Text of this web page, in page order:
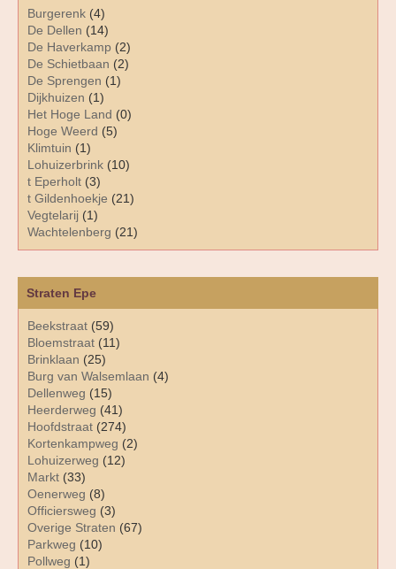
Straten Epe
Beekstraat (59)
Bloemstraat (11)
Brinklaan (25)
Burg van Walsemlaan (4)
Dellenweg (15)
Heerderweg (41)
Hoofdstraat (274)
Kortenkampweg (2)
Lohuizerweg (12)
Markt (33)
Oenerweg (8)
Officiersweg (3)
Overige Straten (67)
Parkweg (10)
Pollweg (1)
Burgerenk (4)
De Dellen (14)
De Haverkamp (2)
De Schietbaan (2)
De Sprengen (1)
Dijkhuizen (1)
Het Hoge Land (0)
Hoge Weerd (5)
Klimtuin (1)
Lohuizerbrink (10)
t Eperholt (3)
t Gildenhoekje (21)
Vegtelarij (1)
Wachtelenberg (21)